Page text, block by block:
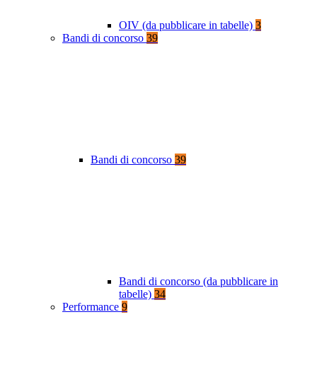
OIV (da pubblicare in tabelle) 3
Bandi di concorso 39
Bandi di concorso 39
Bandi di concorso (da pubblicare in
tabelle) 34
Performance 9